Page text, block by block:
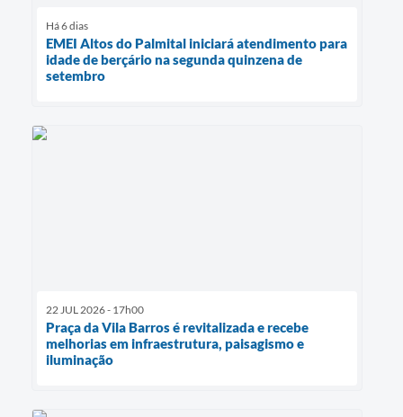
Há 6 dias
EMEI Altos do Palmital iniciará atendimento para
idade de berçário na segunda quinzena de
setembro
22 JUL 2026 - 17h00
Praça da Vila Barros é revitalizada e recebe
melhorias em infraestrutura, paisagismo e
iluminação